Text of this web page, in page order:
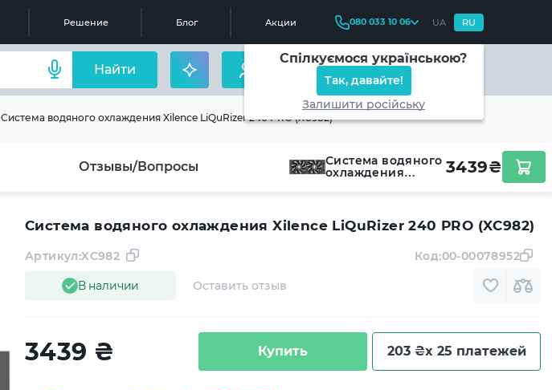
Решение Блог Акции 080 033 10 06 UA RU
Спілкуємося українською?
Так, давайте!
Залишити російську
Найти
Система водяного охлаждения Xilence LiQuRizer 240 PRO (XC982)
Отзывы/Вопросы
Система водяного
охлаждения
3439₴
Система водяного охлаждения Xilence LiQuRizer 240 PRO (XC982)
В наличии
Артикул:XC982
Оставить отзыв
Код:00-00078952
3439 ₴ Купить 203 ₴x 25 платежей